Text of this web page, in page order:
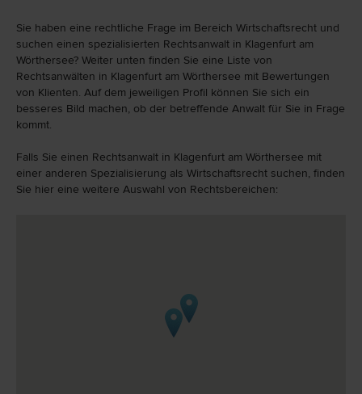
Sie haben eine rechtliche Frage im Bereich Wirtschaftsrecht und
suchen einen spezialisierten Rechtsanwalt in Klagenfurt am
Wörthersee? Weiter unten finden Sie eine Liste von
Rechtsanwälten in Klagenfurt am Wörthersee mit Bewertungen
von Klienten. Auf dem jeweiligen Profil können Sie sich ein
besseres Bild machen, ob der betreffende Anwalt für Sie in Frage
kommt.
Falls Sie einen Rechtsanwalt in Klagenfurt am Wörthersee mit
einer anderen Spezialisierung als Wirtschaftsrecht suchen, finden
Sie hier eine weitere Auswahl von Rechtsbereichen: